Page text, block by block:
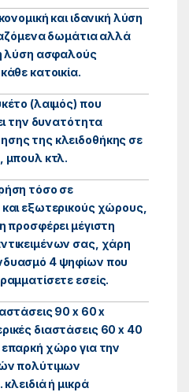
και ιδανική λύση
δωμάτια αλλά
λύση ασφαλούς
κατοικία.
(λαιμός) που
την δυνατότητα
της κλειδοθήκης σε
μπουλ κτλ.
τόσο σε
εξωτερικούς χώρους,
προσφέρει μέγιστη
σας, χάρη
4 ψηφίων που
εσείς.
90 x 60 x
διαστάσεις 60 x 40
χώρο για την
πολύτιμων
ή μικρά